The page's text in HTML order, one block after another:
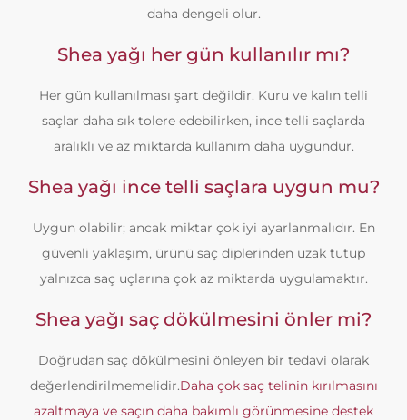
daha dengeli olur.
Shea yağı her gün kullanılır mı?
Her gün kullanılması şart değildir. Kuru ve kalın telli
saçlar daha sık tolere edebilirken, ince telli saçlarda
aralıklı ve az miktarda kullanım daha uygundur.
Shea yağı ince telli saçlara uygun mu?
Uygun olabilir; ancak miktar çok iyi ayarlanmalıdır. En
güvenli yaklaşım, ürünü saç diplerinden uzak tutup
yalnızca saç uçlarına çok az miktarda uygulamaktır.
Shea yağı saç dökülmesini önler mi?
Doğrudan saç dökülmesini önleyen bir tedavi olarak
değerlendirilmemelidir.Daha çok saç telinin kırılmasını
azaltmaya ve saçın daha bakımlı görünmesine destek